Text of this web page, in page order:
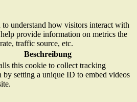
understand how visitors interact with
provide information on metrics the
traffic source, etc.
Beschreibung
this cookie to collect tracking
by setting a unique ID to embed videos